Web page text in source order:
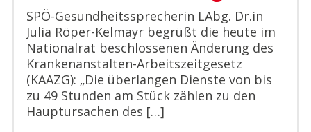
SPÖ-Gesundheitssprecherin LAbg. Dr.in
Julia Röper-Kelmayr begrüßt die heute im
Nationalrat beschlossenen Änderung des
Krankenanstalten-Arbeitszeitgesetz
(KAAZG): „Die überlangen Dienste von bis
zu 49 Stunden am Stück zählen zu den
Hauptursachen des […]